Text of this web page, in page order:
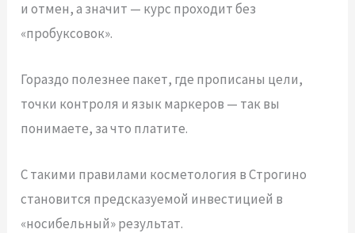
и отмен, а значит — курс проходит без
«пробуксовок».
Гораздо полезнее пакет, где прописаны цели,
точки контроля и язык маркеров — так вы
понимаете, за что платите.
С такими правилами косметология в Строгино
становится предсказуемой инвестицией в
«носибельный» результат.